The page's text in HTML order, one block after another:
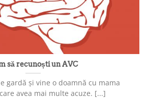
să recunoști un AVC
gardă și vine o doamnă cu mama
avea mai multe acuze. [...]